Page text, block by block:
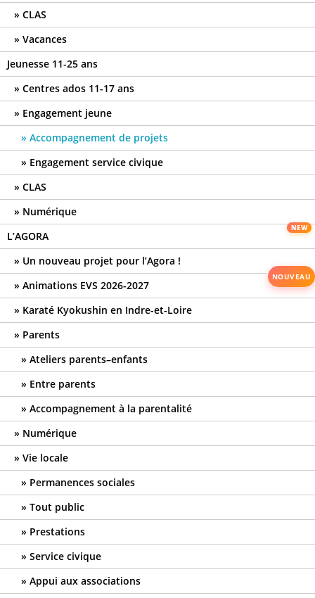
CLAS
Vacances
Jeunesse 11-25 ans
Centres ados 11-17 ans
Engagement jeune
Accompagnement de projets
Engagement service civique
CLAS
Numérique
L’AGORA
Un nouveau projet pour l’Agora !
Animations EVS 2026-2027
Karaté Kyokushin en Indre-et-Loire
Parents
Ateliers parents–enfants
Entre parents
Accompagnement à la parentalité
Numérique
Vie locale
Permanences sociales
Tout public
Prestations
Service civique
Appui aux associations